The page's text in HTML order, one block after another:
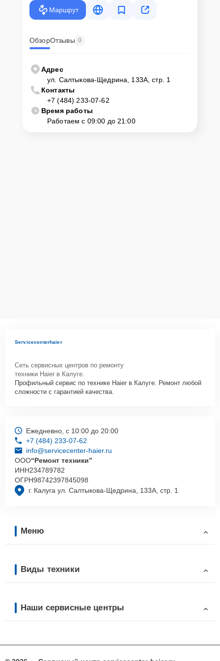
крупногабаритной техники, он может заказать курьерскую
доставку или услугу выезда мастера. Специалист приедет в
Как приехать в сервисный
центр
Клиент может самостоятельно привезти устройство на
диагностику и ремонт. Для этого нужно позвонить по телефону
горячей линии или оставить заявку, согласовать удобное время и
подъехать по адресу: г. Калуга, ул. Салтыкова-Щедрина, 133А, стр.
Маршрут
ОбзорОтзывы 0
Адрес
ул. Салтыкова-Щедрина, 133А, стр. 1
Контакты
+7 (484) 233-07-62
Время работы
Работаем с 09:00 до 21:00
Servicecenterhaier
Сеть сервисных центров по ремонту
техники Haier в Калуге.
Профильный сервис по технике Haier в Калуге. Ремонт любой
сложности с гарантией качества.
г. Калуга ул. Салтыкова-Щедрина, 133А, стр. 1
Ежедневно, с 10:00 до 20:00
+7 (484) 233-07-62
info@servicecenter-haier.ru
ООО“Ремонт техники”
ИНН234789782
ОГРН98742397845098
Меню
Виды техники
Наши сервисные центры